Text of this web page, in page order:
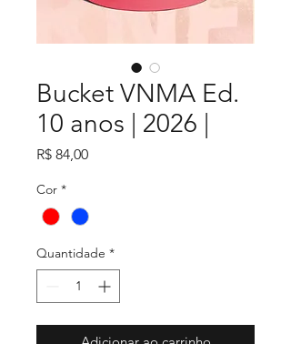
Bucket VNMA Ed.
10 anos | 2026 |
R$ 84,00Preço
Cor *
Quantidade *